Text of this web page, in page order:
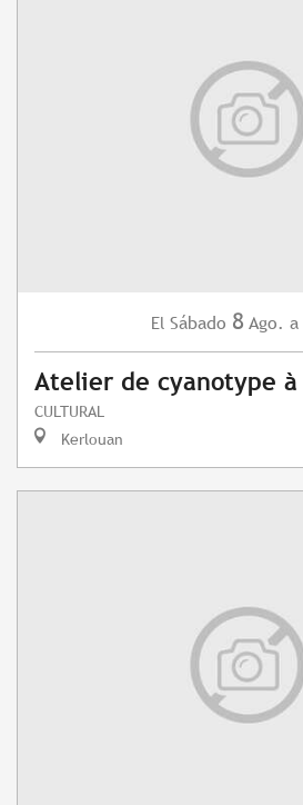
El Sábado 8 Ago. a
Atelier de cyanotype à
CULTURAL
Kerlouan